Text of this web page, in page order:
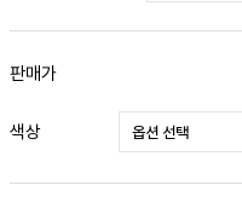
판매가
색상